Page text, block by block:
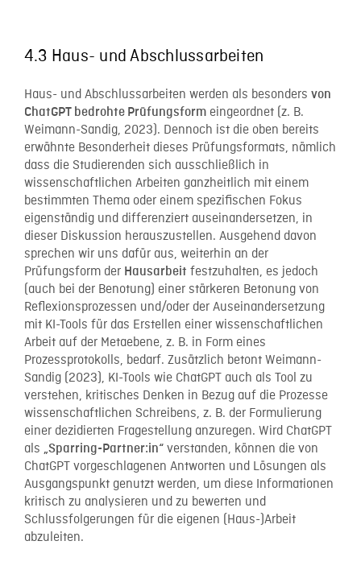
4.3 Haus- und Abschlussarbeiten
Haus- und Abschlussarbeiten werden als besonders von
ChatGPT bedrohte Prüfungsform eingeordnet (z. B.
Weimann-Sandig, 2023). Dennoch ist die oben bereits
erwähnte Besonderheit dieses Prüfungsformats, nämlich
dass die Studierenden sich ausschließlich in
wissenschaftlichen Arbeiten ganzheitlich mit einem
bestimmten Thema oder einem spezifischen Fokus
eigenständig und differenziert auseinandersetzen, in
dieser Diskussion herauszustellen. Ausgehend davon
sprechen wir uns dafür aus, weiterhin an der
Prüfungsform der Hausarbeit festzuhalten, es jedoch
(auch bei der Benotung) einer stärkeren Betonung von
Reflexionsprozessen und/oder der Auseinandersetzung
mit KI-Tools für das Erstellen einer wissenschaftlichen
Arbeit auf der Metaebene, z. B. in Form eines
Prozessprotokolls, bedarf. Zusätzlich betont Weimann-
Sandig (2023), KI-Tools wie ChatGPT auch als Tool zu
verstehen, kritisches Denken in Bezug auf die Prozesse
wissenschaftlichen Schreibens, z. B. der Formulierung
einer dezidierten Fragestellung anzuregen. Wird ChatGPT
als „Sparring-Partner:in“ verstanden, können die von
ChatGPT vorgeschlagenen Antworten und Lösungen als
Ausgangspunkt genutzt werden, um diese Informationen
kritisch zu analysieren und zu bewerten und
Schlussfolgerungen für die eigenen (Haus-)Arbeit
abzuleiten.